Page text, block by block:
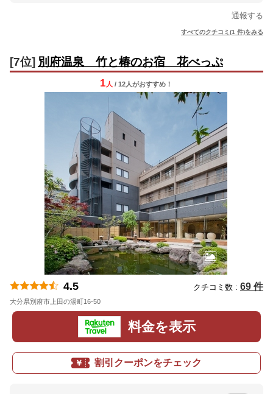
通報する
すべてのクチコミ(1 件)をみる
[7位] 別府温泉 竹と椿のお宿 花べっぷ
1 人 / 12人がおすすめ！
4.5 クチコミ数 : 69 件
大分県別府市上田の湯町16-50
料金を表示
割引クーポンをチェック